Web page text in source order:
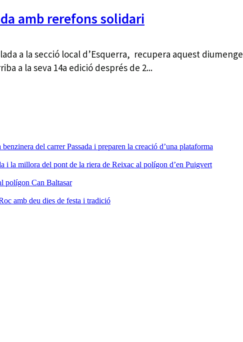
amb rerefons solidari
a la secció local d’Esquerra, recupera aquest diumenge
a la seva 14a edició després de 2...
del carrer Passada i preparen la creació d’una plataforma
i la millora del pont de la riera de Reixac al polígon d’en Puigvert
polígon Can Baltasar
amb deu dies de festa i tradició